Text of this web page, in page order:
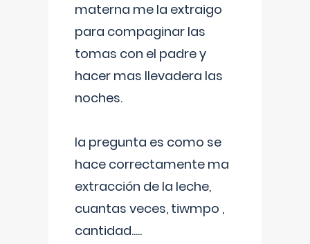
materna me la extraigo
para compaginar las
tomas con el padre y
hacer mas llevadera las
noches.
la pregunta es como se
hace correctamente ma
extracción de la leche,
cuantas veces, tiwmpo ,
cantidad.....